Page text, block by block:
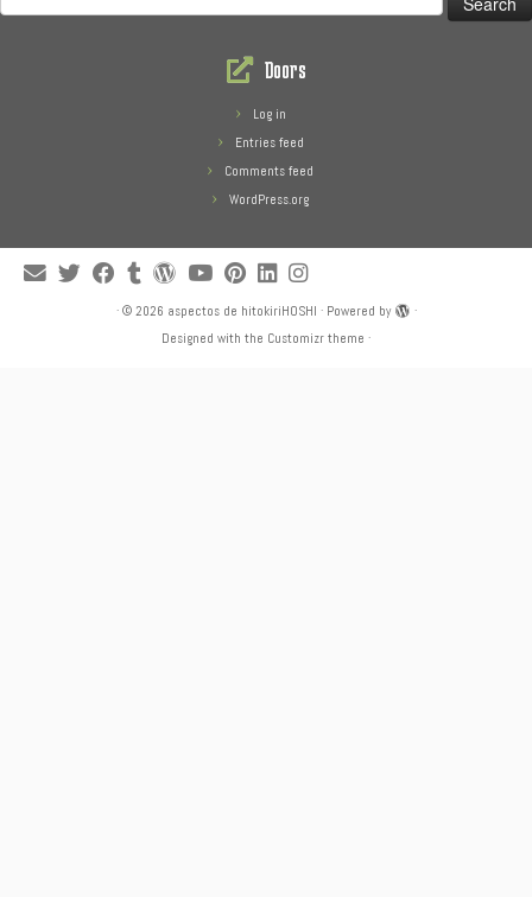
for:
Doors
Log in
Entries feed
Comments feed
WordPress.org
· © 2026 aspectos de hitokiriHOSHI · Powered by
·
Designed with the Customizr theme ·